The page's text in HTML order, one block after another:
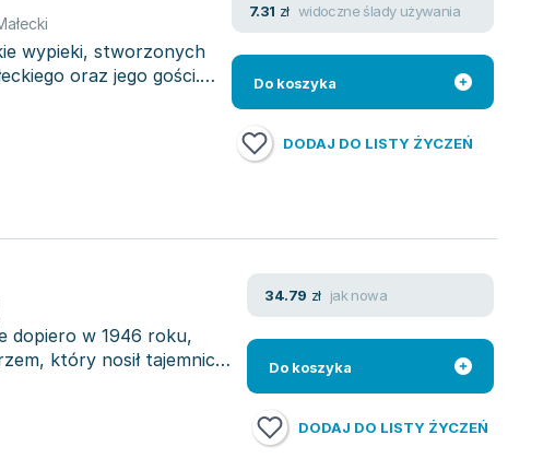
wypieki, stworzonych
oraz jego gości.
7.31 zł widoczne ślady używania
Do koszyka
DODAJ DO LISTY ŻYCZEŃ
dopiero w 1946 roku,
który nosił tajemniczą
34.79 zł jak nowa
Do koszyka
DODAJ DO LISTY ŻYCZEŃ